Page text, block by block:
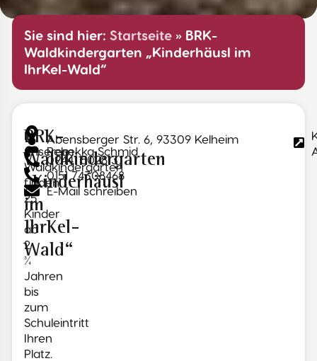
Sie sind hier: Startseite » BRK-
Waldkindergarten „Kinderhäusl im
IhrKel-Wald“
BRK-
Waldkindergarten
„Kinderhäusl
im
IhrKel-
Wald“
In
unserem
Waldkindergarten
finden
25
Kinder
ab
2
¾
Jahren
bis
zum
Schuleintritt
Ihren
Platz.
Abensberger Str. 6, 93309 Kelheim
Rebekka Schmid
09441 502813
0151 74308468
E-Mail schreiben